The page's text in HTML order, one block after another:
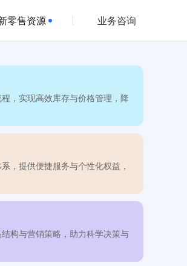
零售资源 业务咨询
，实现高效库存与价格管理，降
，提供便捷服务与个性化权益，
构与营销策略，助力科学决策与